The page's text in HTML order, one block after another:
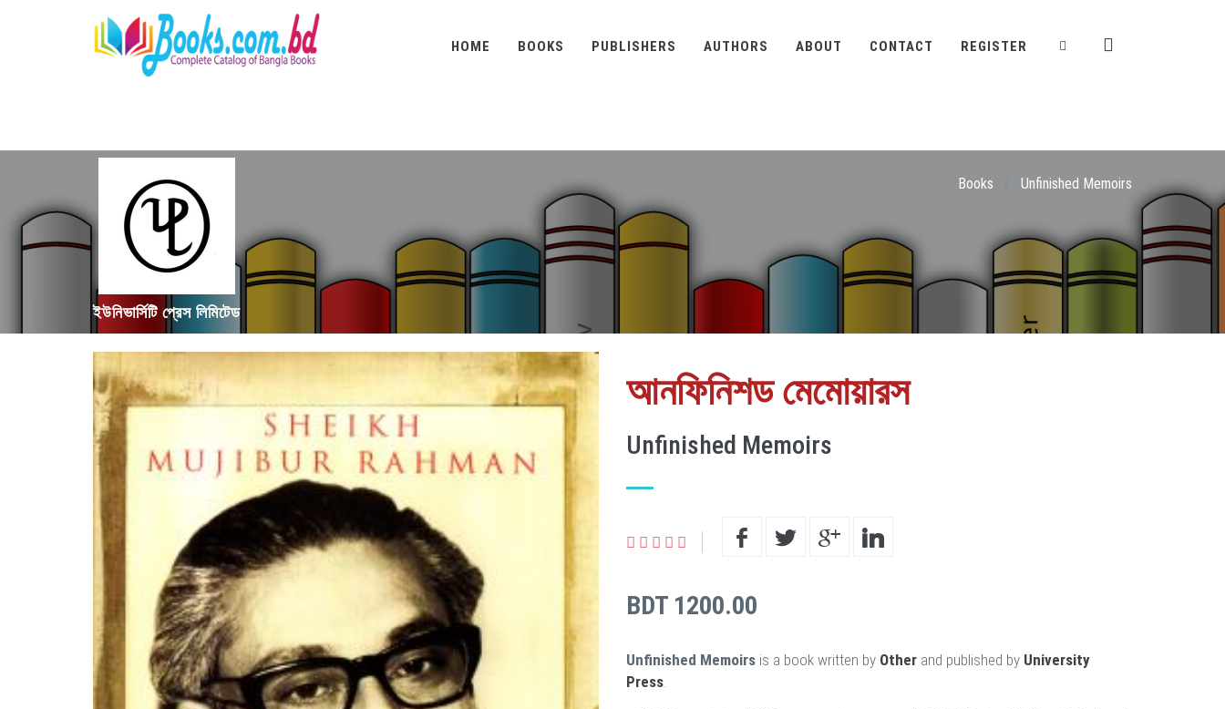
HOME BOOKS PUBLISHERS AUTHORS ABOUT CONTACT REGISTER
ইউনিভার্সিটি প্রেস লিমিটেড
Books Unfinished Memoirs
আনফিনিশড মেমোয়ারস
Unfinished Memoirs
BDT 1200.00
Unfinished Memoirs is a book written by Other and published by University
Press.